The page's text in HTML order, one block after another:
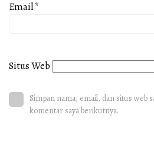
Email*
Situs Web
Simpan nama, email, dan situs web
komentar saya berikutnya.